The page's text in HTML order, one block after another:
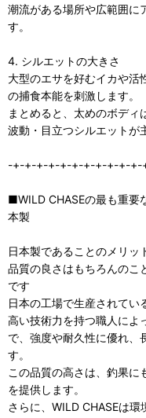
潮流がある場所や広範囲に
す。
4. シルエットの大きさ
大型のエサを好むイカや活
の捕食本能を刺激します。
まとめると、太めのボデ
波動・目立つシルエットが
-+-+-+-+-+-+-+-+-+-+-+-
■WILD CHASEの最も重要
本製
日本製であることのメリッ
品質の良さはもちろんのこ
です
日本の工場で生産されてい
高い技術力を持つ職人によ
で、強度や耐久性に優れ、
す。
この品質の高さは、釣果に
を提供します。
さらに、WILD CHASEは